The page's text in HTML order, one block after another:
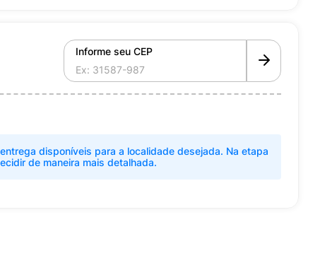
Informe seu CEP
disponíveis para a localidade desejada. Na etapa
de maneira mais detalhada.